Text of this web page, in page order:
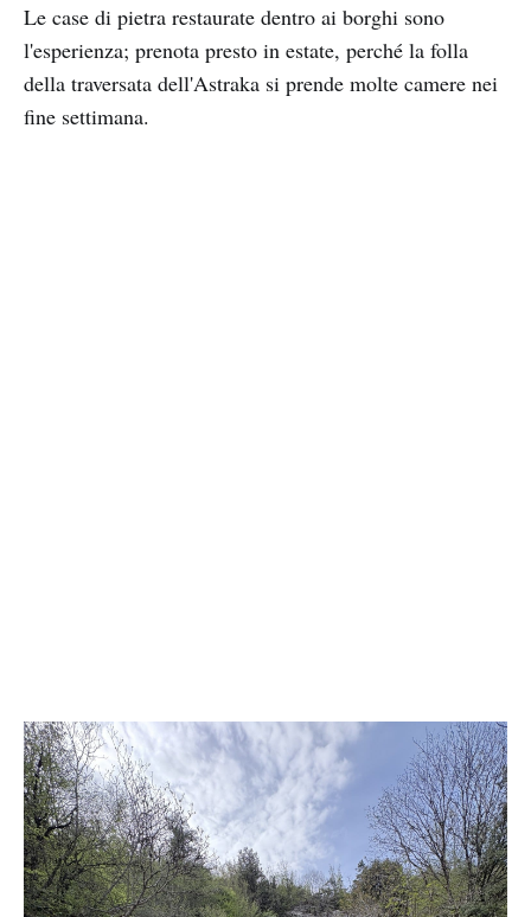
Le case di pietra restaurate dentro ai borghi sono
l'esperienza; prenota presto in estate, perché la folla
della traversata dell'Astraka si prende molte camere nei
fine settimana.